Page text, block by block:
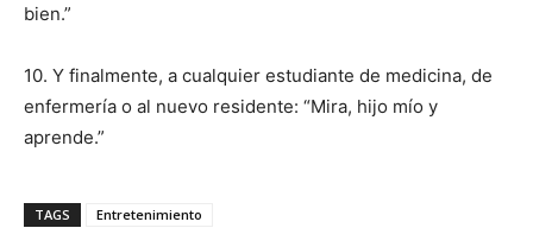
bien.”
10. Y finalmente, a cualquier estudiante de medicina, de
enfermería o al nuevo residente: “Mira, hijo mío y
aprende.”
TAGS Entretenimiento